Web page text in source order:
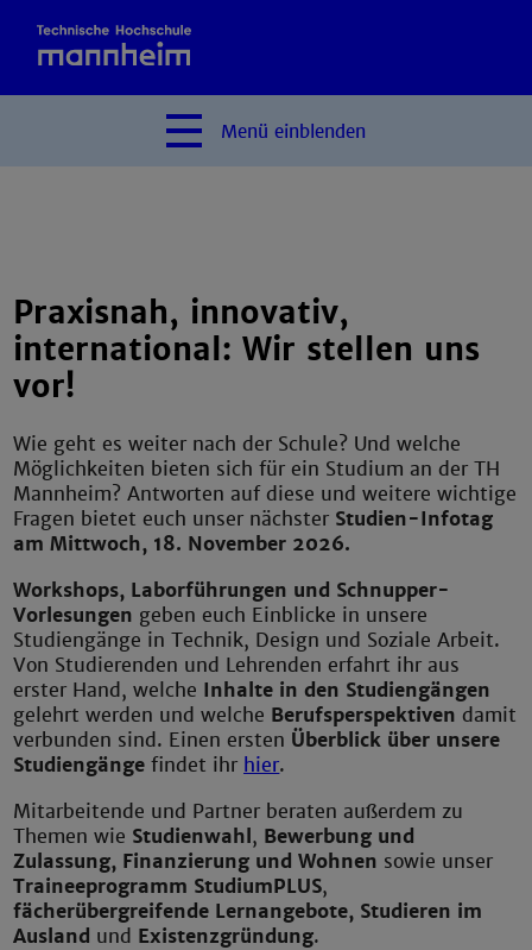
Menü einblenden
Praxisnah, innovativ,
international: Wir stellen uns
vor!
Wie geht es weiter nach der Schule? Und welche
Möglichkeiten bieten sich für ein Studium an der TH
Mannheim? Antworten auf diese und weitere wichtige
Fragen bietet euch unser nächster Studien-Infotag
am Mittwoch, 18. November 2026.
Workshops, Laborführungen und Schnupper-
Vorlesungen geben euch Einblicke in unsere
Studiengänge in Technik, Design und Soziale Arbeit.
Von Studierenden und Lehrenden erfahrt ihr aus
erster Hand, welche Inhalte in den Studiengängen
gelehrt werden und welche Berufsperspektiven damit
verbunden sind. Einen ersten Überblick über unsere
Studiengänge findet ihr hier.
Mitarbeitende und Partner beraten außerdem zu
Themen wie Studienwahl, Bewerbung und
Zulassung, Finanzierung und Wohnen sowie unser
Traineeprogramm StudiumPLUS,
fächerübergreifende Lernangebote, Studieren im
Ausland und Existenzgründung.